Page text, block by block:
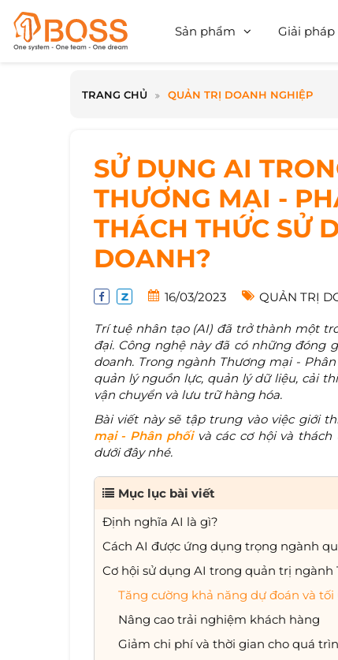
Sản phẩm Giải pháp
TRANG CHỦ QUẢN TRỊ DOANH NGHIỆP
SỬ DỤNG AI
THƯƠNG MẠI -
THÁCH THỨC SỬ
DOANH?
16/03/2023 QUẢN TRỊ
Trí tuệ nhân tạo (AI) đã trở thành một
đại. Công nghệ này đã có những đóng
doanh. Trong ngành Thương mại -
quản lý nguồn lực, quản lý dữ liệu, cải
vận chuyển và lưu trữ hàng hóa.
Bài viết này sẽ tập trung vào việc giới
mại - Phân phốivà các cơ hội và thách
dưới đây nhé.
Mục lục bài viết
Định nghĩa AI là gì?
Cách AI được ứng dụng trọng ngành
Cơ hội sử dụng AI trong quản trị
Tăng cường khả năng dự đoán và
Nâng cao trải nghiệm khách hàng
Giảm chi phí và thời gian cho quá